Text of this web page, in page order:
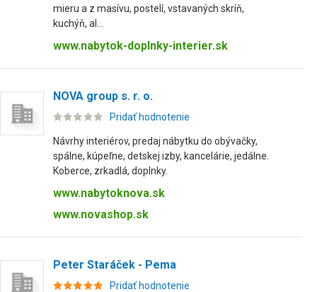
mieru a z masívu, postelí, vstavaných skríň,
kuchýň, al...
www.nabytok-doplnky-interier.sk
NOVA group s. r. o.
Pridať hodnotenie
Návrhy interiérov, predaj nábytku do obývačky,
spálne, kúpeľne, detskej izby, kancelárie, jedálne.
Koberce, zrkadlá, doplnky.
www.nabytoknova.sk
www.novashop.sk
Peter Staráček - Pema
Pridať hodnotenie